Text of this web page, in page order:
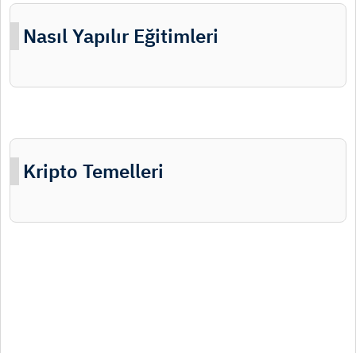
Nasıl Yapılır Eğitimleri
Kripto Temelleri